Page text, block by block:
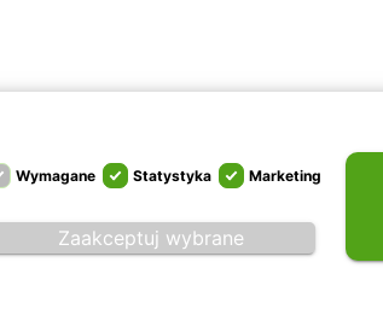
Wymagane Statystyka Marketing
Zaakceptuj wybrane